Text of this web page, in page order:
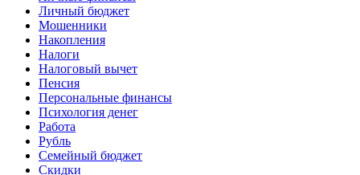
Личный бюджет
Мошенники
Накопления
Налоги
Налоговый вычет
Пенсия
Персональные финансы
Психология денег
Работа
Рубль
Семейный бюджет
Скидки